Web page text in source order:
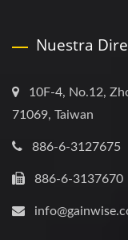
Nuestra
10F-4, No.12,
71069, Taiwan
886-6-3127675
886-6-3137670